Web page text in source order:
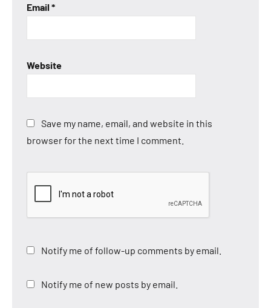
Email *
Website
Save my name, email, and website in this
browser for the next time I comment.
Notify me of follow-up comments by email.
Notify me of new posts by email.